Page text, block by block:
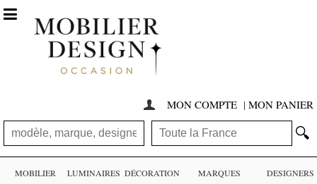
 MON COMPTE | MON PANIER
🔍

MOBILIER LUMINAIRES DÉCORATION MARQUES DESIGNERS